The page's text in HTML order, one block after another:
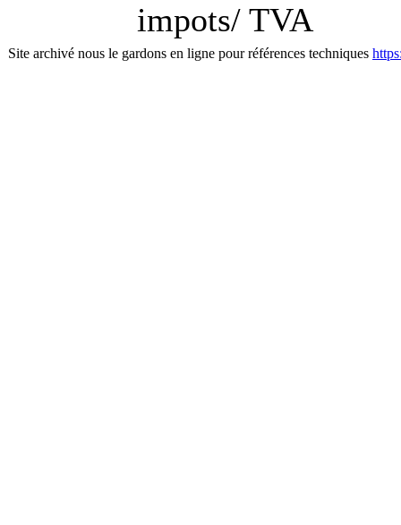
impots/ TVA
Site archivé nous le gardons en ligne pour références techniques